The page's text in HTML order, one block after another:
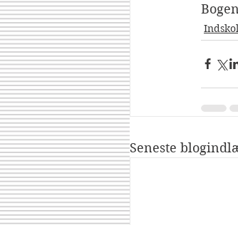
Seneste